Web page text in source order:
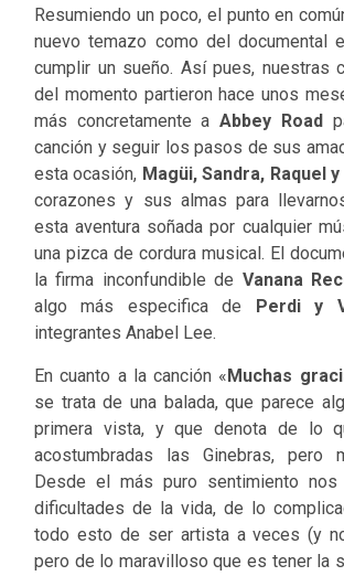
Resumiendo un poco, el punto en
nuevo temazo como del documental
cumplir un sueño. Así pues, nuestras
del momento partieron hace unos
más concretamente aAbbey Road
canción y seguir los pasos de sus
esta ocasión, Magüi, Sandra, Raquel
corazones y sus almas para
esta aventura soñada por cualquier
una pizca de cordura musical. El
la firma inconfundible de Vanana
algo más especifica de
Perdi y
integrantes Anabel Lee.
En cuanto a la canción « Muchas
se trata de una balada, que parece
primera vista, y que denota de lo
acostumbradas las Ginebras, pero
Desde el más puro sentimiento
dificultades de la vida, de lo
todo esto de ser artista a veces (y
pero de lo maravilloso que es tener la